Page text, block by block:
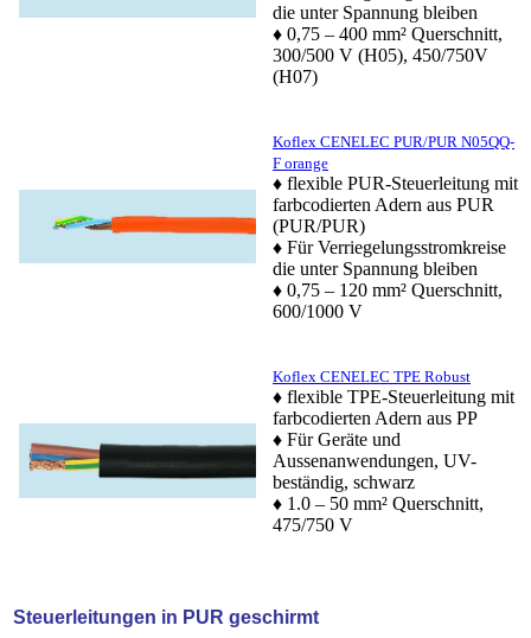
die unter Spannung bleiben
♦ 0,75 – 400 mm² Querschnitt,
300/500 V (H05), 450/750V
(H07)
Koflex CENELEC PUR/PUR N05QQ-
F orange
♦ flexible PUR-Steuerleitung mit
farbcodierten Adern aus PUR
(PUR/PUR)
♦ Für Verriegelungsstromkreise
die unter Spannung bleiben
♦ 0,75 – 120 mm² Querschnitt,
600/1000 V
Koflex CENELEC TPE Robust
♦ flexible TPE-Steuerleitung mit
farbcodierten Adern aus PP
♦ Für Geräte und
Aussenanwendungen, UV-
beständig, schwarz
♦ 1.0 – 50 mm² Querschnitt,
475/750 V
Steuerleitungen in PUR geschirmt